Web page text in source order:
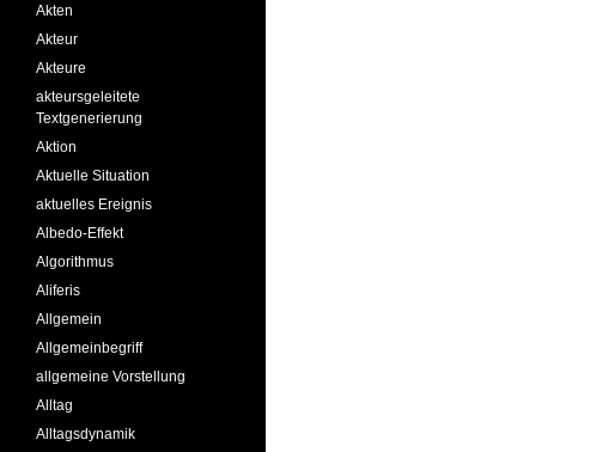
Akten
Akteur
Akteure
akteursgeleitete
Textgenerierung
Aktion
Aktuelle Situation
aktuelles Ereignis
Albedo-Effekt
Algorithmus
Aliferis
Allgemein
Allgemeinbegriff
allgemeine Vorstellung
Alltag
Alltagsdynamik